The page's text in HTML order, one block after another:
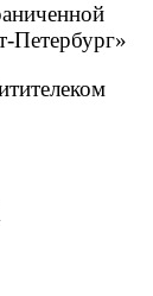
Петербург»